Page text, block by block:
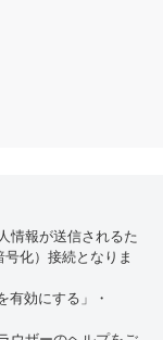
情報が送信されるた
化）接続となりま
有効にする」・